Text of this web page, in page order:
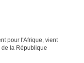
pour l'Afrique, vient
de la République